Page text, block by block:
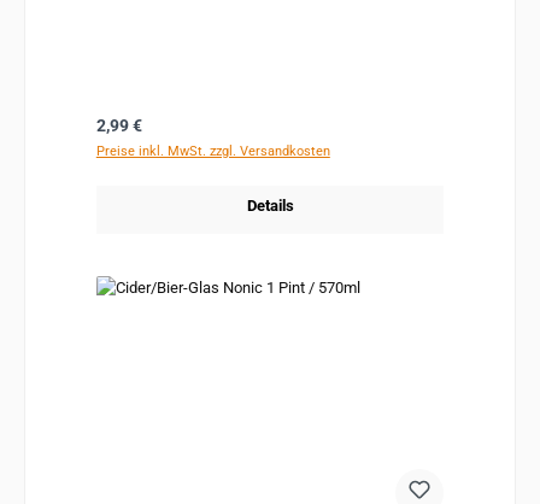
Regulärer Preis:
2,99 €
Preise inkl. MwSt. zzgl. Versandkosten
Details